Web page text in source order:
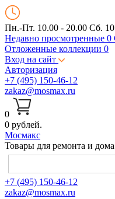
Пн.-Пт. 10.00 - 20.00 Сб.
Недавно просмотренные 0
Отложенные коллекции 0
Вход на сайт
Авторизация
+7 (495) 150-46-12
zakaz@mosmax.ru
0
0 рублей.
Мосмакс
Товары для ремонта и дома
+7 (495) 150-46-12
zakaz@mosmax.ru